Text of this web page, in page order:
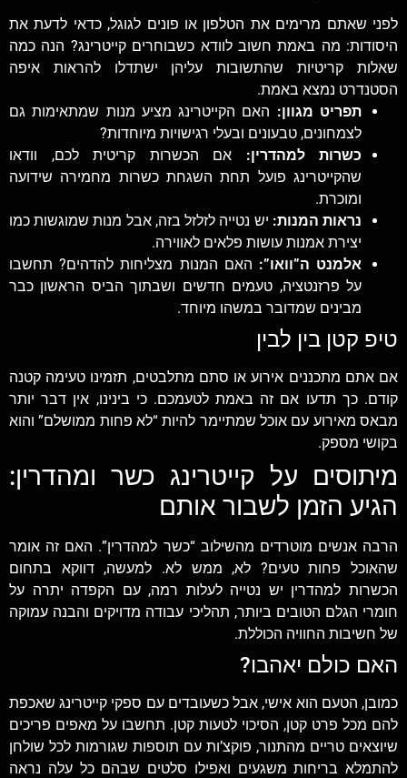
לפני שאתם מרימים את הטלפון או פונים לגוגל, כדאי לדעת את
היסודות: מה באמת חשוב לוודא כשבוחרים קייטרינג? הנה כמה
שאלות קריטיות שהתשובות עליהן ישתדלו להראות איפה
הסטנדרט נמצא באמת.
תפריט מגוון: האם הקייטרינג מציע מנות שמתאימות גם
לצמחונים, טבעונים ובעלי רגישויות מיוחדות?
כשרות למהדרין: אם הכשרות קריטית לכם, וודאו
שהקייטרינג פועל תחת השגחת כשרות מחמירה שידועה
ומוכרת.
נראות המנות: יש נטייה לזלזל בזה, אבל מנות שמוגשות כמו
יצירת אמנות עושות פלאים לאווירה.
אלמנט ה”וואו”: האם המנות מצליחות להדהים? תחשבו
על פרזנטציה, טעמים חדשים ושבתוך הביס הראשון כבר
מבינים שמדובר במשהו מיוחד.
טיפ קטן בין לבין
אם אתם מתכננים אירוע או סתם מתלבטים, תזמינו טעימה קטנה
קודם. כך תדעו אם זה באמת לטעמכם. כי בינינו, אין דבר יותר
מבאס מאירוע עם אוכל שמתיימר להיות “לא פחות ממושלם” והוא
בקושי מספק.
מיתוסים על קייטרינג כשר ומהדרין:
הגיע הזמן לשבור אותם
הרבה אנשים מוטרדים מהשילוב “כשר למהדרין”. האם זה אומר
שהאוכל פחות טעים? לא, ממש לא. למעשה, דווקא בתחום
הכשרות למהדרין יש נטייה לעלות רמה, עם הקפדה יתרה על
חומרי הגלם הטובים ביותר, תהליכי עבודה מדויקים והבנה עמוקה
של חשיבות החוויה הכוללת.
האם כולם יאהבו?
כמובן, הטעם הוא אישי, אבל כשעובדים עם ספקי קייטרינג שאכפת
להם מכל פרט קטן, הסיכוי לטעות קטן. תחשבו על מאפים פריכים
שיוצאים טריים מהתנור, פוקצ’ות עם תוספות שגורמות לכל שולחן
להתמלא בריחות משגעים ואפילו סלטים שבהם כל עלה נראה